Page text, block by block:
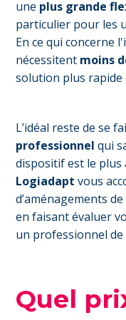
une plus grande
particulier pour les
En ce qui concerne
nécessitent moins
solution plus rapide
L’idéal reste de se
professionnel qui
dispositif est le
Logiadaptvous
d’aménagements
en faisant évaluer
un professionnel de
Quel